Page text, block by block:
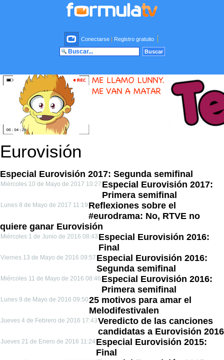
Conectarse | Registro gratuito
Eurovisión
Especial Eurovisión 2017: Segunda semifinal
Miércoles 10 de Mayo de 2017 10:27 Especial Eurovisión 2017:
Primera semifinal
Lunes 8 de Mayo de 2017 11:19 Reflexiones sobre el
#eurodrama: No, RTVE no
quiere ganar Eurovisión
Miércoles 1 de Junio de 2016 08:43 Especial Eurovisión 2016:
Final
Viernes 13 de Mayo de 2016 09:57 Especial Eurovisión 2016:
Segunda semifinal
Miércoles 11 de Mayo de 2016 08:46 Especial Eurovisión 2016:
Primera semifinal
Lunes 9 de Mayo de 2016 09:5025 motivos para amar el
Melodifestivalen
Jueves 4 de Febrero de 2016 17:43Veredicto de las canciones
candidatas a Eurovisión 2016
Jueves 21 de Enero de 2016 11:24 Especial Eurovisión 2015:
Final